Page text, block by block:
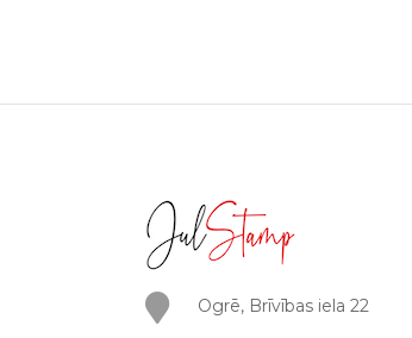
Ogrē, Brīvības iela 22